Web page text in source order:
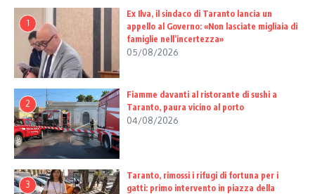
1
Ex Ilva, il sindaco di Taranto lancia un
appello al Governo: «Non lasciate migliaia di
famiglie nell’incertezza»
05/08/2026
2
Fiamme davanti al ristorante di sushi a
Taranto, paura vicino al porto
04/08/2026
3
Taranto, rimossi i rifugi di fortuna per i
gatti: primo intervento in piazza della